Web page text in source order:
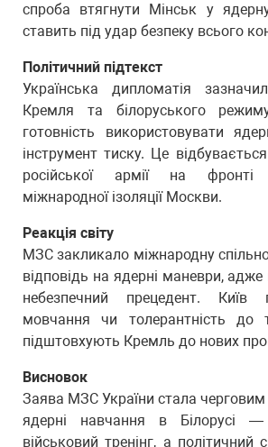
спроба втягнути Мінськ у
ставить під удар безпеку всього
Політичний підтекст
Українська дипломатія
Кремля та білоруського
готовність використовувати
інструмент тиску. Це
російської армії на
міжнародної ізоляції Москви.
Реакція світу
МЗС закликало міжнародну
відповідь на ядерні маневри,
небезпечний прецедент. Київ
мовчання чи толерантність до
підштовхують Кремль до нових
Висновок
Заява МЗС України стала
ядерні навчання в Білорусі
військовий тренінг, а політичний